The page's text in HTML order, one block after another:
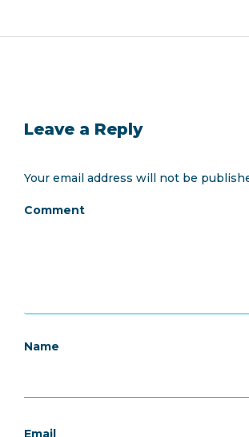
Leave a Reply
Your email address will not be
Comment
Name
Email